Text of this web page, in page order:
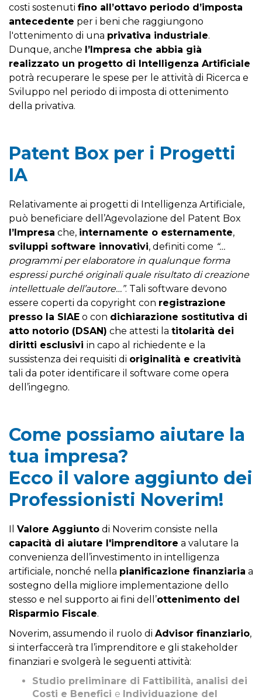
costi sostenuti fino all’ottavo periodo d’imposta
antecedente per i beni che raggiungono
l'ottenimento di una privativa industriale.
Dunque, anche l’Impresa che abbia già
realizzato un progetto di Intelligenza Artificiale
potrà recuperare le spese per le attività di Ricerca e
Sviluppo nel periodo di imposta di ottenimento
della privativa.
Patent Box per i Progetti
IA
Relativamente ai progetti di Intelligenza Artificiale,
può beneficiare dell’Agevolazione del Patent Box
l’Impresa che, internamente o esternamente,
sviluppi software innovativi, definiti come “…
programmi per elaboratore in qualunque forma
espressi purché originali quale risultato di creazione
intellettuale dell’autore…”. Tali software devono
essere coperti da copyright con registrazione
presso la SIAE o con dichiarazione sostitutiva di
atto notorio (DSAN) che attesti la titolarità dei
diritti esclusivi in capo al richiedente e la
sussistenza dei requisiti di originalità e creatività
tali da poter identificare il software come opera
dell’ingegno.
Come possiamo aiutare la
tua impresa?
Ecco il valore aggiunto dei
Professionisti Noverim!
Il Valore Aggiunto di Noverim consiste nella
capacità di aiutare l'imprenditore a valutare la
convenienza dell’investimento in intelligenza
artificiale, nonché nella pianificazione finanziaria a
sostegno della migliore implementazione dello
stesso e nel supporto ai fini dell’ottenimento del
Risparmio Fiscale.
Noverim, assumendo il ruolo di Advisor finanziario,
si interfaccerà tra l’imprenditore e gli stakeholder
finanziari e svolgerà le seguenti attività:
Studio preliminare di Fattibilità, analisi dei
Costi e Benefici e Individuazione del